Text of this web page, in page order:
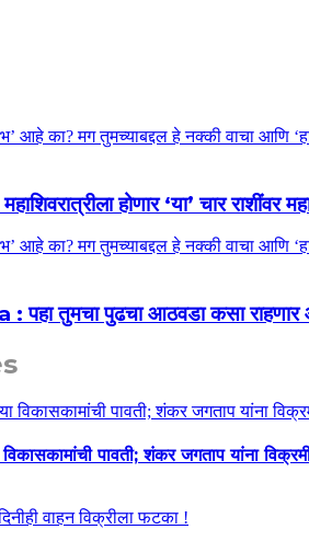
होणार ‘या’ चार राशींवर
तुमचा पुढचा आठवडा कसा राहणार
पावती; शंकर जगताप यांना